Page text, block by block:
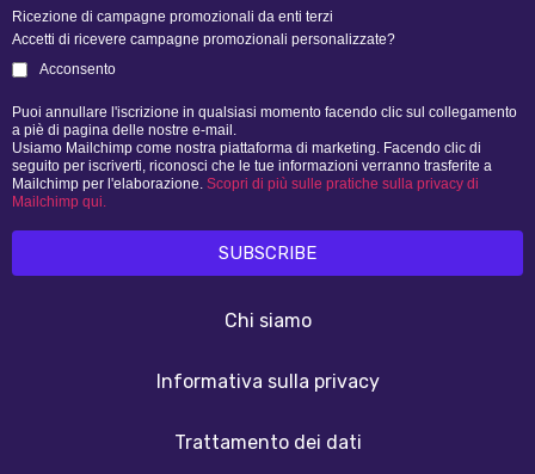
Ricezione di campagne promozionali da enti terzi
Accetti di ricevere campagne promozionali personalizzate?
Acconsento
Puoi annullare l'iscrizione in qualsiasi momento facendo clic sul collegamento
a piè di pagina delle nostre e-mail.
Usiamo Mailchimp come nostra piattaforma di marketing. Facendo clic di
seguito per iscriverti, riconosci che le tue informazioni verranno trasferite a
Mailchimp per l'elaborazione. Scopri di più sulle pratiche sulla privacy di
Mailchimp qui.
Chi siamo
Informativa sulla privacy
Trattamento dei dati